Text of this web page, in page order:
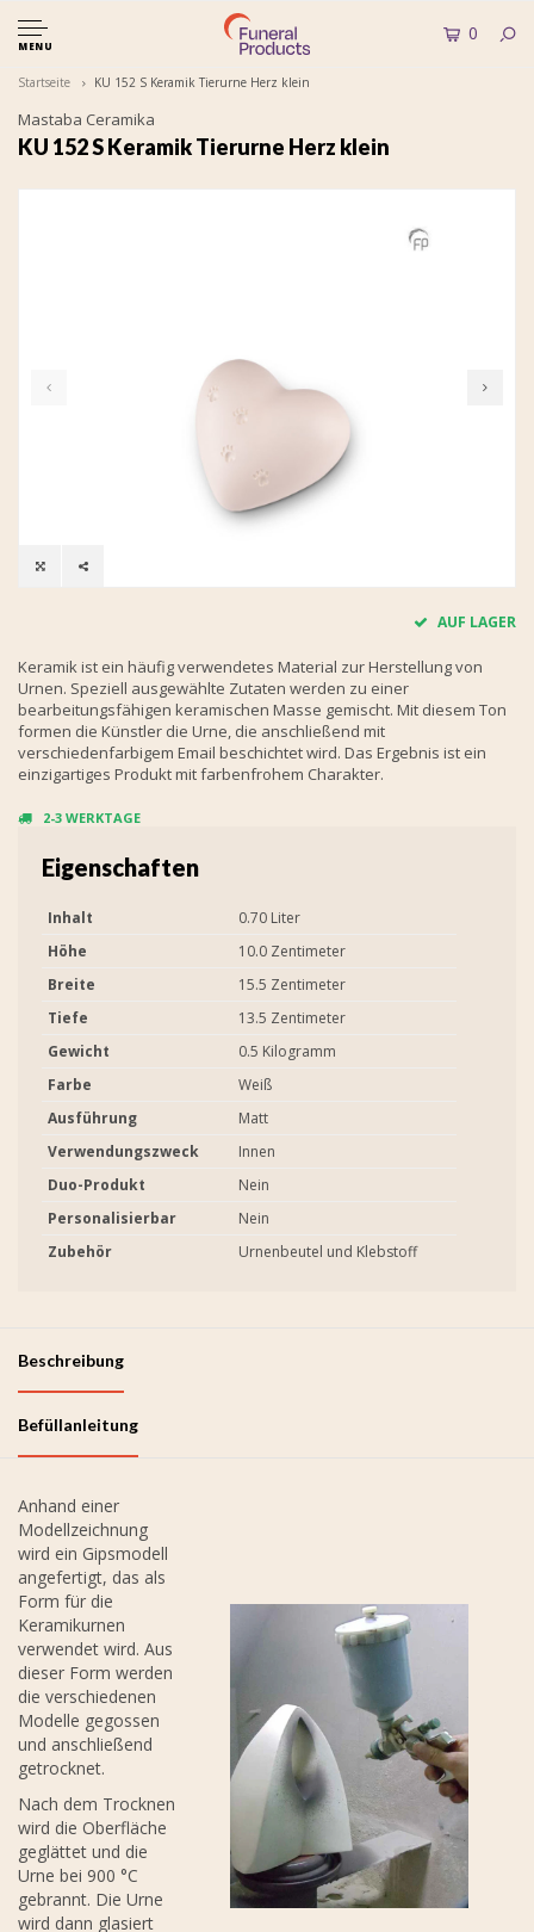
MENU
0
Startseite KU 152 S Keramik Tierurne Herz klein
Mastaba Ceramika
KU 152 S Keramik Tierurne Herz klein
AUF LAGER
Keramik ist ein häufig verwendetes Material zur Herstellung von
Urnen. Speziell ausgewählte Zutaten werden zu einer
bearbeitungsfähigen keramischen Masse gemischt. Mit diesem Ton
formen die Künstler die Urne, die anschließend mit
verschiedenfarbigem Email beschichtet wird. Das Ergebnis ist ein
einzigartiges Produkt mit farbenfrohem Charakter.
2-3 WERKTAGE
Eigenschaften
Inhalt
0.70 Liter
Höhe
10.0 Zentimeter
Breite
15.5 Zentimeter
Tiefe
13.5 Zentimeter
Gewicht
0.5 Kilogramm
Farbe
Weiß
Ausführung
Matt
Verwendungszweck
Innen
Duo-Produkt
Nein
Personalisierbar
Nein
Zubehör
Urnenbeutel und Klebstoff
Beschreibung
Befüllanleitung
Anhand einer
Modellzeichnung
wird ein Gipsmodell
angefertigt, das als
Form für die
Keramikurnen
verwendet wird. Aus
dieser Form werden
die verschiedenen
Modelle gegossen
und anschließend
getrocknet.
Nach dem Trocknen
wird die Oberfläche
geglättet und die
Urne bei 900 °C
gebrannt. Die Urne
wird dann glasiert